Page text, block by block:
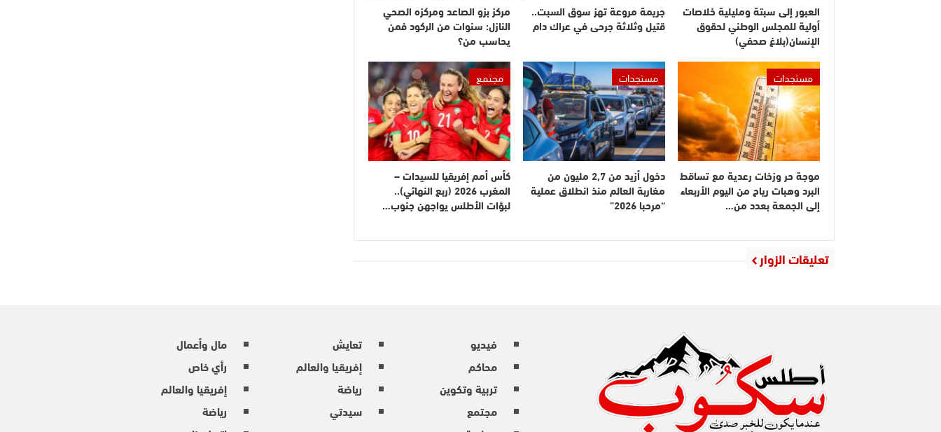
العبور إلى سبتة ومليلية خلاصات
أولية للمجلس الوطني لحقوق
الإنسان(بلاغ صحفي)
جريمة مروعة تهز سوق السبت..
قتيل وثلاثة جرحى في عراك دام
مركز بزو الصاعد ومركزه الصحي
النازل: سنوات من الركود فمن
يحاسب من؟
مستجدات
موجة حر وزخات رعدية مع تساقط
البرد وهبات رياح من اليوم الأربعاء
إلى الجمعة بعدد من…
مستجدات
دخول أزيد من 2,7 مليون من
مغاربة العالم منذ انطلاق عملية
“مرحبا 2026”
مجتمع
كأس أمم إفريقيا للسيدات –
المغرب 2026 (ربع النهائي)..
لبؤات الأطلس يواجهن جنوب…
تعليقات الزوار
فيديو
محاكم
تربية وتكوين
مجتمع
تعايش
إفريقيا والعالم
رياضة
سيدتي
مال وأعمال
رأي خاص
إفريقيا والعالم
رياضة